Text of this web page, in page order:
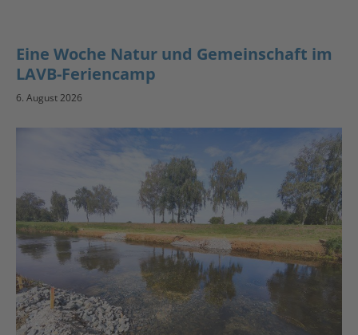
Eine Woche Natur und Gemeinschaft im
LAVB-Feriencamp
6. August 2026